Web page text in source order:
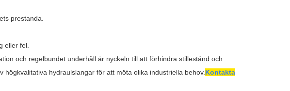
prestanda.
eller fel.
och regelbundet underhåll är nyckeln till att förhindra stillestånd och
högkvalitativa hydraulslangar för att möta olika industriella behov. Kontakta